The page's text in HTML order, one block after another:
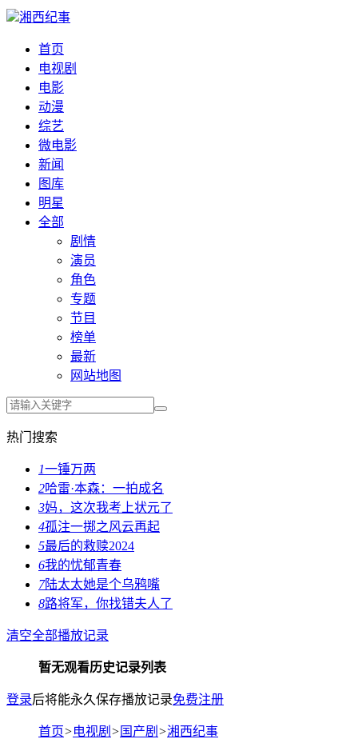
湘西纪事
首页
电视剧
电影
动漫
综艺
微电影
新闻
图库
明星
全部
剧情
演员
角色
专题
节目
榜单
最新
网站地图
热门搜索
1一锤万两
2哈雷·本森：一拍成名
3妈，这次我考上状元了
4孤注一掷之风云再起
5最后的救赎2024
6我的忧郁青春
7陆太太她是个乌鸦嘴
8路将军，你找错夫人了
清空全部播放记录
暂无观看历史记录列表
登录后将能永久保存播放记录免费注册
首页>电视剧 > 国产剧 >湘西纪事